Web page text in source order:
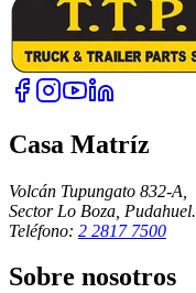
Casa Matríz
Volcán Tupungato 832-A,
Sector Lo Boza, Pudahuel.
Teléfono: 2 2817 7500
Sobre nosotros